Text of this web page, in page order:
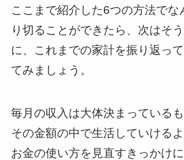
ここまで紹介した6つの方法でな
り切ることができたら、次はそ
に、これまでの家計を振り返っ
てみましょう。
毎月の収入は大体決まっているも
その金額の中で生活していける
お金の使い方を見直すきっかけ